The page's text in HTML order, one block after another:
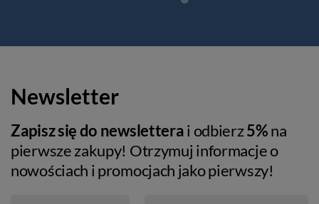
Newsletter
Zapisz się do newsletterai odbierz5%na
pierwsze zakupy! Otrzymuj informacje o
nowościach i promocjach jako pierwszy!